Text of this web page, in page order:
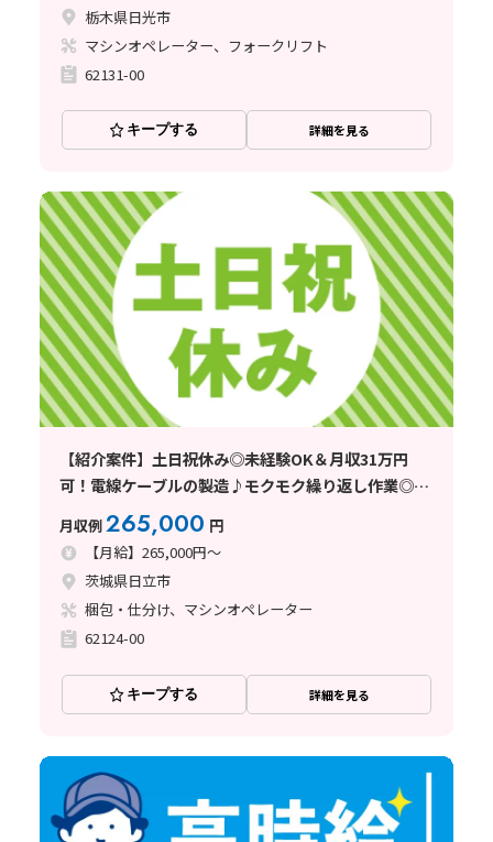
栃木県日光市
マシンオペレーター、フォークリフト
62131-00
キープする 詳細を見る
【紹介案件】土日祝休み◎未経験OK＆月収31万円
可！電線ケーブルの製造♪モクモク繰り返し作業◎社
宅費全額補助
月収例265,000 円
【月給】265,000円～
茨城県日立市
梱包・仕分け、マシンオペレーター
62124-00
キープする 詳細を見る